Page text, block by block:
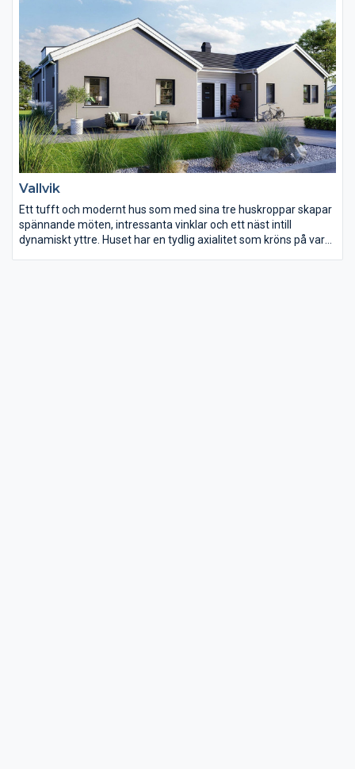
Vardagsrummet är centralt placerat i huset. Här finns gott om
plats för trevliga stunder med familj och vänner. Sovrummen
ligger naturligt avskilda och både barn och föräldrar har tillgång
till egna badrum.
Vallvik
Ett tufft och modernt hus som med sina tre huskroppar skapar
spännande möten, intressanta vinklar och ett näst intill
dynamiskt yttre. Huset har en tydlig axialitet som kröns på var